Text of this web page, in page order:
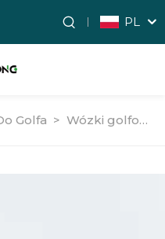
PL
Golfa > Wózki golfowe użytkowe